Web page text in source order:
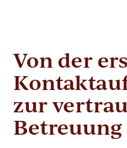
Von der
zur
Betreuung